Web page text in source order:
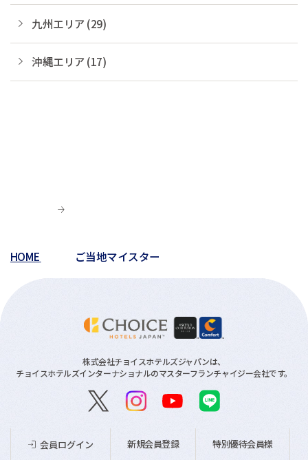
九州エリア (29)
沖縄エリア (17)
HOME ご当地マイスター
株式会社チョイスホテルズジャパンは、
チョイスホテルズインターナショナルのマスターフランチャイジー会社です。
会員ログイン 新規会員登録 特別優待会員様